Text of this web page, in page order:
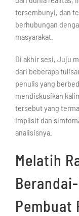
tersembunyi, dan
berhubungan
masyarakat.
Di akhir sesi, Juju
dari beberapa
penulis yang
mendiskusikan
tersebut yang
implisit dan
analisisnya.
Melatih
Pembuat